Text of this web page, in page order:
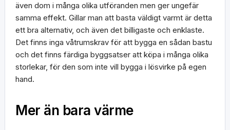
även dom i många olika utföranden men ger ungefär
samma effekt. Gillar man att basta väldigt varmt är detta
ett bra alternativ, och även det billigaste och enklaste.
Det finns inga våtrumskrav för att bygga en sådan bastu
och det finns färdiga byggsatser att köpa i många olika
storlekar, för den som inte vill bygga i lösvirke på egen
hand.
Mer än bara värme